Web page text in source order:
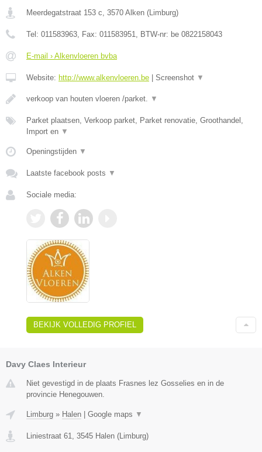
Meerdegatstraat 153 c, 3570 Alken (Limburg)
Tel: 011583963, Fax: 011583951, BTW-nr: be 0822158043
E-mail › Alkenvloeren bvba
Website: http://www.alkenvloeren.be Screenshot ▼
verkoop van houten vloeren /parket. ▼
Parket plaatsen, Verkoop parket, Parket renovatie, Groothandel,
Import en ▼
Openingstijden ▼
Laatste facebook posts ▼
Sociale media:
BEKIJK VOLLEDIG PROFIEL
Davy Claes Interieur
Niet gevestigd in de plaats Frasnes lez Gosselies en in de
provincie Henegouwen.
Limburg » Halen Google maps ▼
Liniestraat 61, 3545 Halen (Limburg)